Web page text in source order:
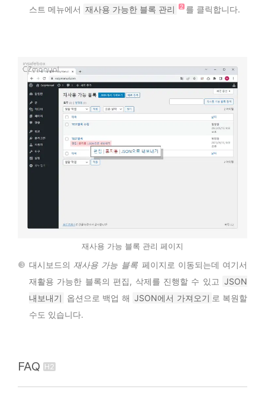
스트 메뉴에서 재사용 가능한 블록 관리 를 클릭합니다.
재사용 가능 블록 관리 페이지
대시보드의재사용 가능 블록 페이지로 이동되는데 여기서
재활용 가능한 블록의 편집, 삭제를 진행할 수 있고 JSON
내보내기
옵션으로 백업 해 JSON에서 가져오기 로 복원할
수도 있습니다.
FAQ